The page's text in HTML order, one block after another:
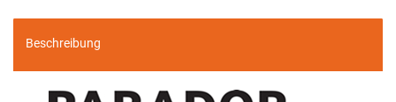
Beschreibung